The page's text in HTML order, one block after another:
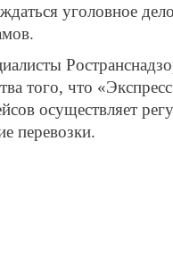
уголовное
того, что
осуществляет
перевозки.